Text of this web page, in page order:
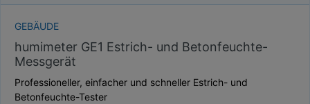
GEBÄUDE
humimeter GE1 Estrich- und Betonfeuchte-
Messgerät
Professioneller, einfacher und schneller Estrich- und
Betonfeuchte-Tester